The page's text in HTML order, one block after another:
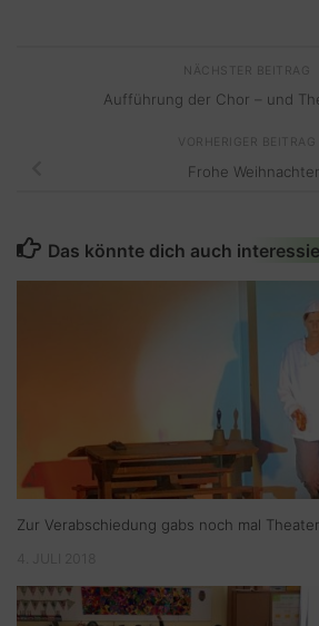
Aufführung der Chor – und
VORHERIGER BEITRAG
Frohe
Das könnte dich auch
Zur Verabschiedung gabs noch mal